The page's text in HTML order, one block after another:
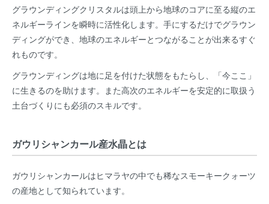
グラウンディングクリスタルは頭上から地球のコアに至る縦のエ
ネルギーラインを瞬時に活性化します。手にするだけでグラウン
ディングができ、地球のエネルギーとつながることが出来るすぐ
れものです。
グラウンディングは地に足を付けた状態をもたらし、「今ここ」
に生きるのを助けます。また高次のエネルギーを安定的に取扱う
土台づくりにも必須のスキルです。
ガウリシャンカール産水晶とは
ガウリシャンカールはヒマラヤの中でも稀なスモーキークォーツ
の産地として知られています。